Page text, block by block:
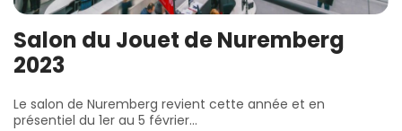
Salon du Jouet de Nuremberg
2023
Le salon de Nuremberg revient cette année et en
présentiel du 1er au 5 février...